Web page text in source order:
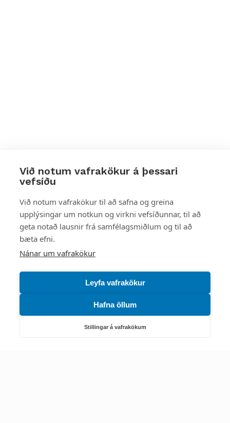
Við notum vafrakökur á þessari
vefsíðu
Við notum vafrakökur til að safna og greina
upplýsingar um notkun og virkni vefsíðunnar, til að
geta notað lausnir frá samfélagsmiðlum og til að
bæta efni.
Nánar um vafrakökur
Leyfa vafrakökur
Hafna öllum
Stillingar á vafrakökum
Styttu þér leið
Mest skoðað
Starfsstöðvar
Náttúruverndarstofnun
Veiðimál, friðlýst svæði, landvarsla og náttúruvernd